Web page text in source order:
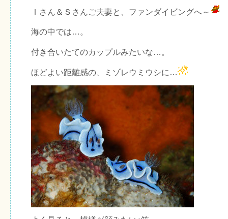
Ｉさん＆Ｓさんご夫妻と、ファンダイビングへ～
海の中では…。
付き合いたてのカップルみたいな…。
ほどよい距離感の、ミゾレウミウシに…